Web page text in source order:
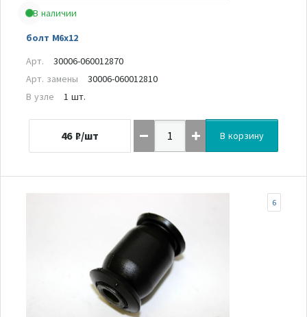
В наличии
болт М6х12
Арт.
30006-060012870
Арт. замены
30006-060012810
В узле
1 шт.
46 ₽/шт В корзину
6